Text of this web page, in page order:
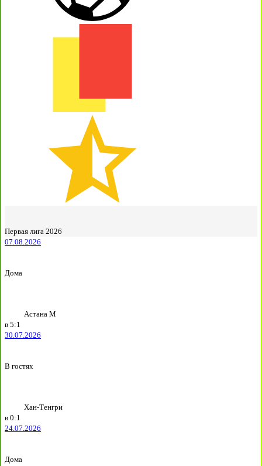
Первая лига 2026
07.08.2026
Дома
Астана М
в 5:1
30.07.2026
В гостях
Хан-Тенгри
в 0:1
24.07.2026
Дома